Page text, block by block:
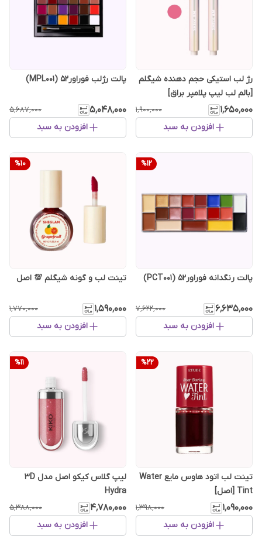
رژ لب استیکی حجم دهنده شیگلم
[بالم لب لیپ پلامپر براق]
۱٬۶۵۰٬۰۰۰ ۱٬۹۰۰٬۰۰۰
افزودن به سبد
پالت رژلب فوراور52 (MPL001)
۵٬۰۴۸٬۰۰۰ ۵٬۶۸۷٬۰۰۰
افزودن به سبد
%12
پالت رنگدانه فوراور52 (PCT001)
۶٬۶۳۵٬۰۰۰ ۷٬۶۲۲٬۰۰۰
افزودن به سبد
%10
تینت لب و گونه شیگلم 💯 اصل
۱٬۵۹۰٬۰۰۰ ۱٬۷۷۰٬۰۰۰
افزودن به سبد
%22
تینت لب اتود هاوس مایع Water
Tint [اصل]
۱٬۰۹۰٬۰۰۰ ۱٬۳۹۸٬۰۰۰
افزودن به سبد
%11
لیپ گلاس کیکو اصل مدل 3D
Hydra
۴٬۷۸۰٬۰۰۰ ۵٬۳۸۸٬۰۰۰
افزودن به سبد